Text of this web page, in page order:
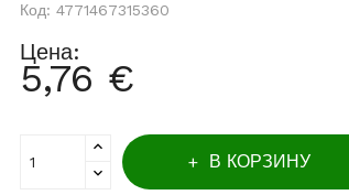
Код: 4771467315360
Цена:
5,76 €
В КОРЗИНУ